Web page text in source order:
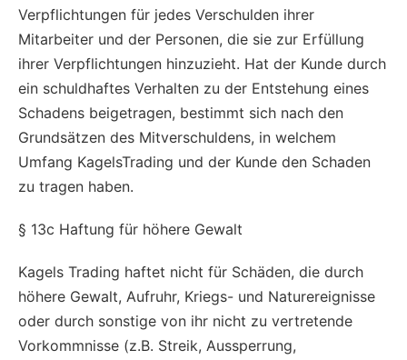
Verpflichtungen für jedes Verschulden ihrer
Mitarbeiter und der Personen, die sie zur Erfüllung
ihrer Verpflichtungen hinzuzieht. Hat der Kunde durch
ein schuldhaftes Verhalten zu der Entstehung eines
Schadens beigetragen, bestimmt sich nach den
Grundsätzen des Mitverschuldens, in welchem
Umfang KagelsTrading und der Kunde den Schaden
zu tragen haben.
§ 13c Haftung für höhere Gewalt
Kagels Trading haftet nicht für Schäden, die durch
höhere Gewalt, Aufruhr, Kriegs- und Naturereignisse
oder durch sonstige von ihr nicht zu vertretende
Vorkommnisse (z.B. Streik, Aussperrung,